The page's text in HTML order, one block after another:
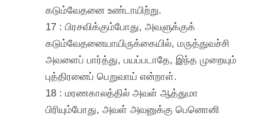
கடும்வேதனை உண்டாயிற்று.
17 : பிரசவிக்கும்போது, அவளுக்குக்
கடும்வேதனையாயிருக்கையில், மருத்துவச்சி
அவளைப் பார்த்து, பயப்படாதே, இந்த முறையும்
புத்திரனைப் பெறுவாய் என்றாள்.
18 : மரணகாலத்தில் அவள் ஆத்துமா
பிரியும்போது, அவள் அவனுக்கு பெனொனி